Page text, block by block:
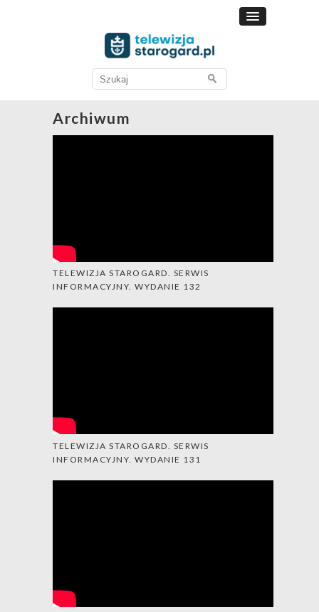
Search
for:
Archiwum
TELEWIZJA STAROGARD. SERWIS
INFORMACYJNY. WYDANIE 132
TELEWIZJA STAROGARD. SERWIS
INFORMACYJNY. WYDANIE 131